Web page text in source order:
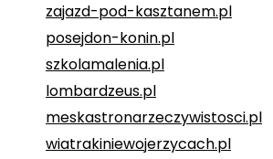
zajazd-pod-kasztanem.pl
posejdon-konin.pl
szkolamalenia.pl
lombardzeus.pl
meskastronarzeczywistosci.pl
wiatrakiniewojerzycach.pl